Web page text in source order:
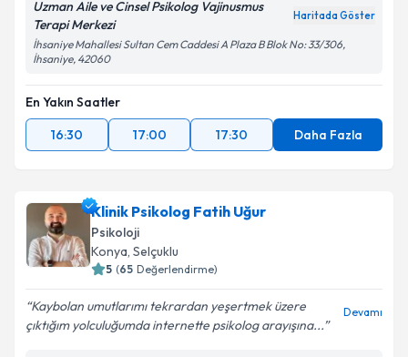
Uzman Aile ve Cinsel Psikolog Vajinusmus
Terapi Merkezi
Haritada Göster
İhsaniye Mahallesi Sultan Cem Caddesi A Plaza B Blok No: 33/306,
İhsaniye, 42060
En Yakın Saatler
16:30
17:00 17:30 Daha Fazla
Klinik Psikolog Fatih Uğur
Psikoloji
Konya, Selçuklu
5 (65 Değerlendirme)
Kaybolan umutlarımı tekrardan yeşertmek üzere
çıktığım yolculuğumda internette psikolog arayışına...
Devamı